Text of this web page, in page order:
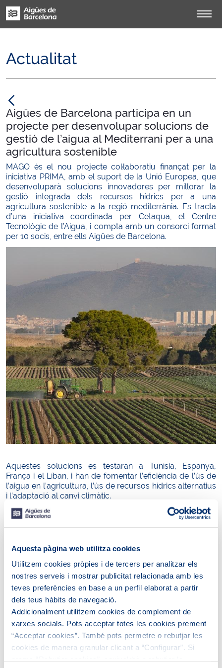
Aquesta pàgina web utilitza cookies
Utilitzem cookies pròpies i de tercers per analitzar els
nostres serveis i mostrar publicitat relacionada amb les
teves preferències en base a un perfil elaborat a partir
dels teus hàbits de navegació.
Addicionalment utilitzem cookies de complement de
xarxes socials. Pots acceptar totes les cookies prement
“Acceptar cookies”. També pots permetre o rebutjar les
cookies de manera granular clicant a “Configurar”. Si
Actualitat
Aigües de Barcelona participa en un
projecte per desenvolupar solucions de
gestió de l’aigua al Mediterrani per a una
agricultura sostenible
MAGO és el nou projecte col·laboratiu finançat per la
iniciativa PRIMA, amb el suport de la Unió Europea, que
desenvoluparà solucions innovadores per millorar la
gestió integrada dels recursos hídrics per a una
agricultura sostenible a la regió mediterrània. Es tracta
d’una iniciativa coordinada per Cetaqua, el Centre
Tecnològic de l’Aigua, i compta amb un consorci format
per 10 socis, entre ells Aigües de Barcelona.
Aquestes solucions es testaran a Tunísia, Espanya,
França i el Líban, i han de fomentar l’eficiència de l’ús de
l’aigua en l’agricultura, l’ús de recursos hídrics alternatius
i l’adaptació al canvi climàtic.
Per això, MAGO desenvoluparà WEMED, una plataforma
col·laborativa amb aplicacions web per a l’agricultura al
Mediterrani. En els propers 3 anys, aquest projecte
una millor governança de l’aigua i la innovació, millorarà
el seguiment i la modelització per a una millor eficiència
en l’ús de l’aigua i la conservació del sòl, així com la
planificació i el funcionament dels sistemes de
reutilització d’aigües residuals en l’agricultura. L’objectiu
és desenvolupar noves solucions per contribuir a
l’adaptació al canvi climàtic, partint dels 4 països en els
quals es testaran: Tunísia, Espanya, França i el Líban.
El projecte està coordinat per
Cetaqua, el Centre
Tecnològic de l’Aigua, i compta amb un consorci format
per 10 socis: Aigües de Barcelona, elCSIC i
Metropolitana de Barcelona (AMB), d’Espanya;INRAEi